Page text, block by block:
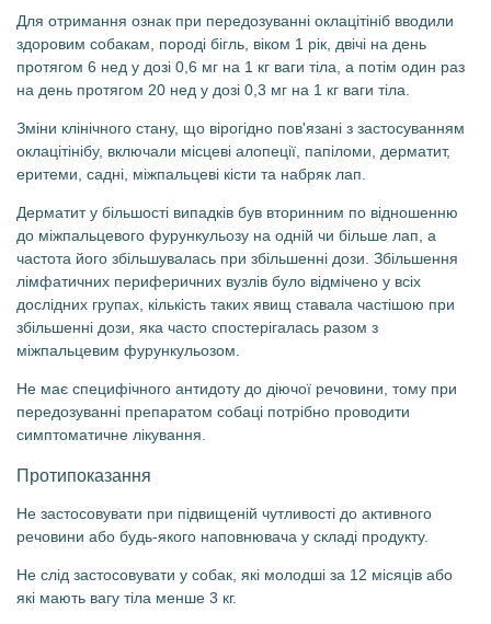
Для отримання ознак при передозуванні оклацітініб вводили
здоровим собакам, породі бігль, віком 1 рік, двічі на день
протягом 6 нед у дозі 0,6 мг на 1 кг ваги тіла, а потім один раз
на день протягом 20 нед у дозі 0,3 мг на 1 кг ваги тіла.
Зміни клінічного стану, що вірогідно пов'язані з застосуванням
оклацітінібу, включали місцеві алопеції, папіломи, дерматит,
еритеми, садні, міжпальцеві кісти та набряк лап.
Дерматит у більшості випадків був вторинним по відношенню
до міжпальцевого фурункульозу на одній чи більше лап, а
частота його збільшувалась при збільшенні дози. Збільшення
лімфатичних периферичних вузлів було відмічено у всіх
дослідних групах, кількість таких явищ ставала частішою при
збільшенні дози, яка часто спостерігалась разом з
міжпальцевим фурункульозом.
Не має специфічного антидоту до діючої речовини, тому при
передозуванні препаратом собаці потрібно проводити
симптоматичне лікування.
Протипоказання
Не застосовувати при підвищеній чутливості до активного
речовини або будь-якого наповнювача у складі продукту.
Не слід застосовувати у собак, які молодші за 12 місяців або
які мають вагу тіла менше 3 кг.